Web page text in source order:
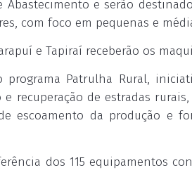
e serão
com foco em pequenas e
e Tapiraí receberão os
Patrulha Rural,
recuperação de estradas rurais,
escoamento da produção e
dos 115 equipamentos